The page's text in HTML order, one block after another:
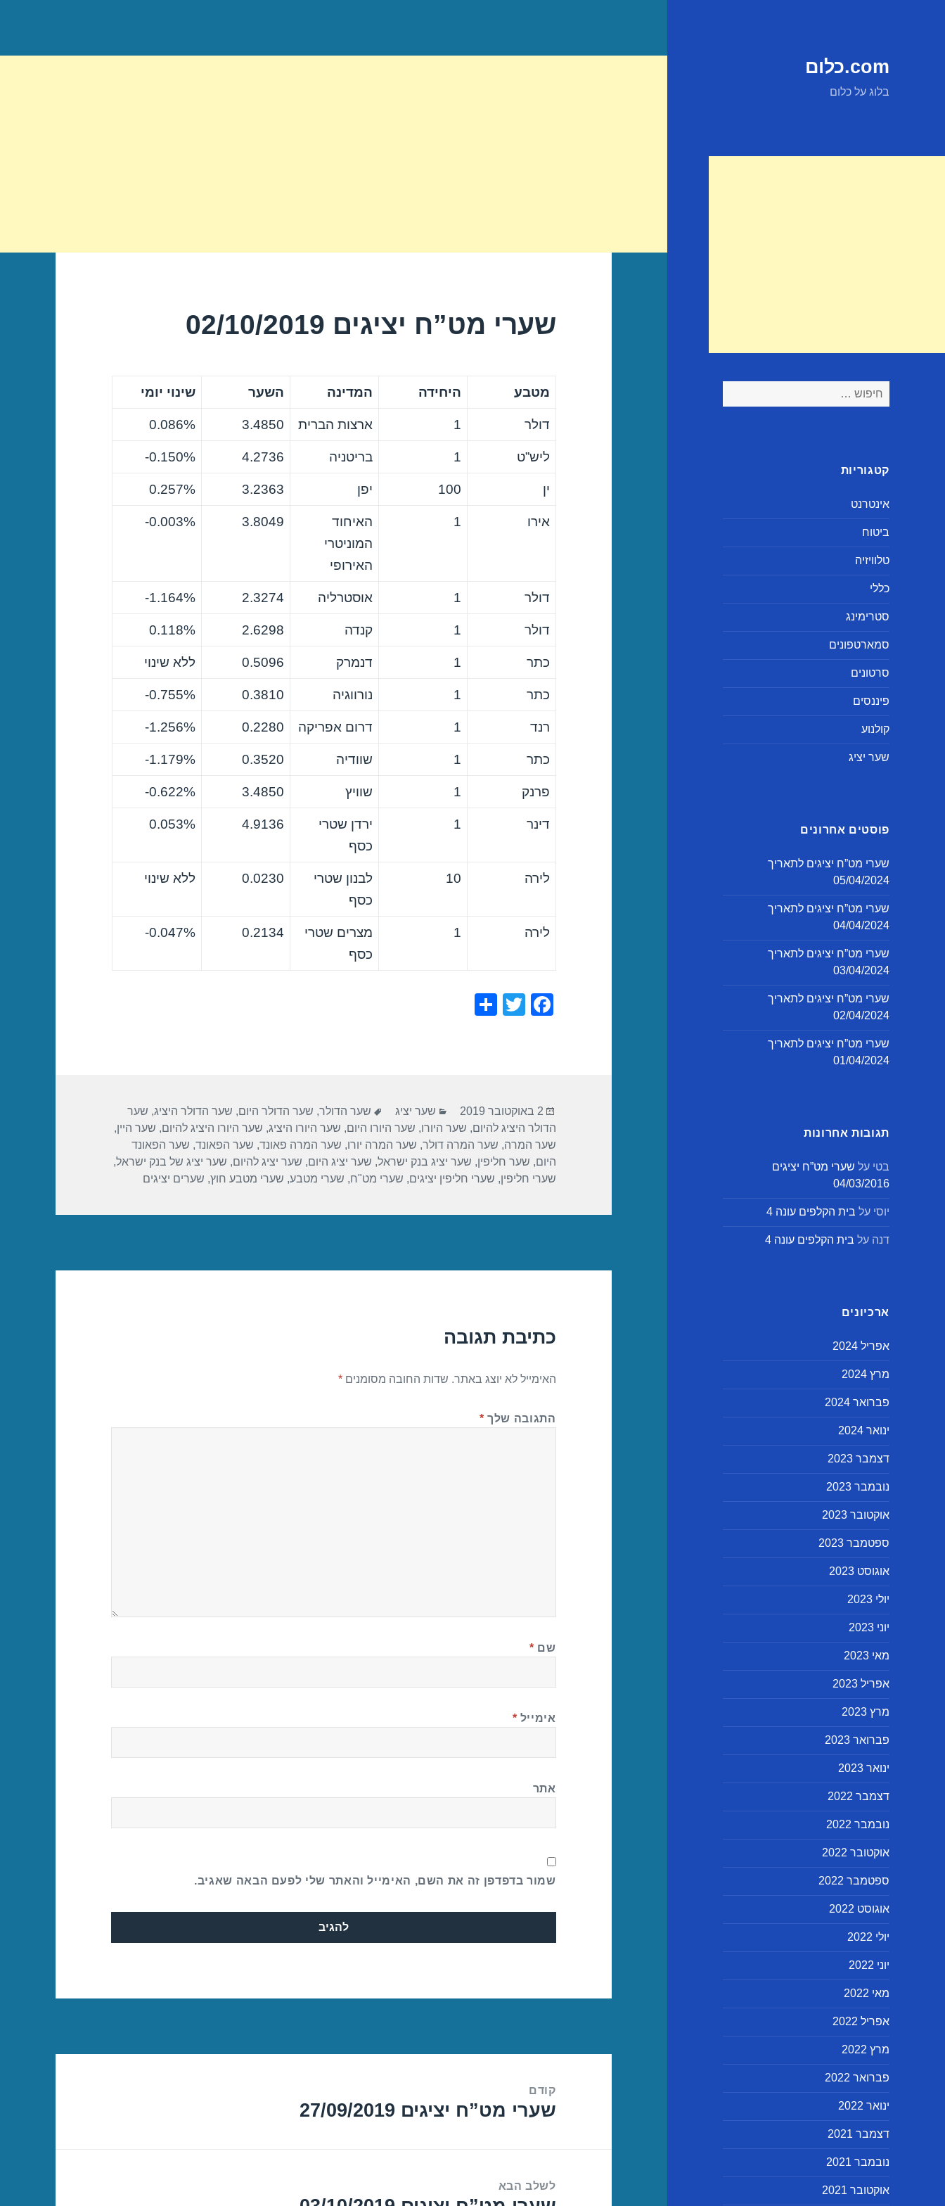
com.כלום
בלוג על כלום
חיפוש:
קטגוריות
אינטרנט
ביטוח
טלוויזיה
כללי
סטרימינג
סמארטפונים
סרטונים
פיננסים
קולנוע
שער יציג
פוסטים אחרונים
שערי מט”ח יציגים לתאריך
05/04/2024
שערי מט”ח יציגים לתאריך
04/04/2024
שערי מט”ח יציגים לתאריך
03/04/2024
שערי מט”ח יציגים לתאריך
02/04/2024
שערי מט”ח יציגים לתאריך
01/04/2024
תגובות אחרונות
בטי על שערי מט”ח יציגים
04/03/2016
יוסי על בית הקלפים עונה 4
דנה על בית הקלפים עונה 4
ארכיונים
אפריל 2024
מרץ 2024
פברואר 2024
ינואר 2024
דצמבר 2023
נובמבר 2023
אוקטובר 2023
ספטמבר 2023
אוגוסט 2023
יולי 2023
יוני 2023
מאי 2023
אפריל 2023
מרץ 2023
פברואר 2023
ינואר 2023
דצמבר 2022
נובמבר 2022
אוקטובר 2022
ספטמבר 2022
אוגוסט 2022
יולי 2022
יוני 2022
מאי 2022
אפריל 2022
מרץ 2022
פברואר 2022
ינואר 2022
דצמבר 2021
נובמבר 2021
אוקטובר 2021
שערי מט”ח יציגים 02/10/2019
מטבע היחידה המדינה השער שינוי יומי
דולר 1 ארצות הברית 3.4850
0.086%
ליש”ט 1 בריטניה 4.2736
0.150%-
ין 100 יפן 3.2363
0.257%
אירו 1
האיחוד
המוניטרי
האירופי
3.8049
0.003%-
דולר 1 אוסטרליה 2.3274
1.164%-
דולר 1 קנדה 2.6298
0.118%
כתר 1 דנמרק 0.5096 ללא שינוי
כתר 1 נורווגיה 0.3810
0.755%-
רנד 1 דרום אפריקה 0.2280
1.256%-
כתר 1 שוודיה 0.3520
1.179%-
פרנק 1 שוויץ 3.4850
0.622%-
דינר 1
ירדן שטרי
כסף
4.9136
0.053%
לירה 10
לבנון שטרי
כסף
0.0230 ללא שינוי
לירה 1
מצרים שטרי
כסף
0.2134
0.047%-
F
o
o
k
T
פורסם
בתאריך
2 באוקטובר 2019 קטגוריות
שער יציג תגיות
שער הדולר, שער הדולר היום, שער הדולר היציג, שער
הדולר היציג להיום, שער היורו, שער היורו היום, שער היורו היציג, שער היורו היציג להיום, שער היין,
שער המרה, שער המרה דולר, שער המרה יורו, שער המרה פאונד, שער הפאונד, שער הפאונד
היום, שער חליפין, שער יציג בנק ישראל, שער יציג היום, שער יציג להיום, שער יציג של בנק ישראל,
שערי חליפין, שערי חליפין יציגים, שערי מט"ח, שערי מטבע, שערי מטבע חוץ, שערים יציגים
כתיבת תגובה
האימייל לא יוצג באתר. שדות החובה מסומנים*
התגובה שלך *
שם *
אימייל *
אתר
שמור בדפדפן זה את השם, האימייל והאתר שלי לפעם הבאה שאגיב.
קודם
הפוסט
שערי מט”ח יציגים 27/09/2019
לשלב הבא